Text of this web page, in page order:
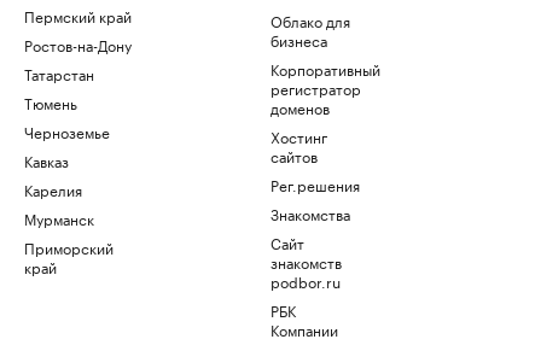
Пермский край
Ростов-на-Дону
Татарстан
Тюмень
Черноземье
Кавказ
Карелия
Мурманск
Приморский
край
Облако для
бизнеса
Корпоративный
регистратор
доменов
Хостинг
сайтов
Рег.решения
Знакомства
Сайт
знакомств
podbor.ru
РБК
Компании